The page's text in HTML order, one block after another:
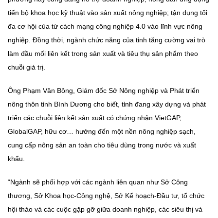
tiến bộ khoa học kỹ thuật vào sản xuất nông nghiệp; tận dụng tối
đa cơ hội của từ cách mạng công nghiệp 4.0 vào lĩnh vực nông
nghiệp. Đồng thời, ngành chức năng của tỉnh tăng cường vai trò
làm đầu mối liên kết trong sản xuất và tiêu thụ sản phẩm theo
chuỗi giá trị.
Ông Phạm Văn Bông, Giám đốc Sở Nông nghiệp và Phát triển
nông thôn tỉnh Bình Dương cho biết, tỉnh đang xây dựng và phát
triển các chuỗi liên kết sản xuất có chứng nhận VietGAP,
GlobalGAP, hữu cơ… hướng đến một nền nông nghiệp sạch,
cung cấp nông sản an toàn cho tiêu dùng trong nước và xuất
khẩu.
“Ngành sẽ phối hợp với các ngành liên quan như Sở Công
thương, Sở Khoa học-Công nghệ, Sở Kế hoạch-Đầu tư, tổ chức
hội thảo và các cuộc gặp gỡ giữa doanh nghiệp, các siêu thị và